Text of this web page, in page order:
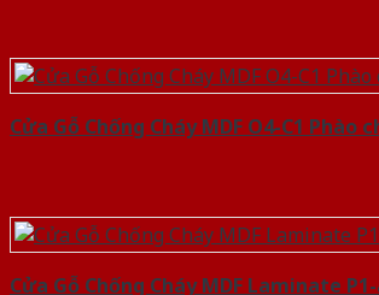
Cửa Gỗ Chống Cháy MDF O4-C1 Phào
Cửa Gỗ Chống Cháy MDF Laminate P1-